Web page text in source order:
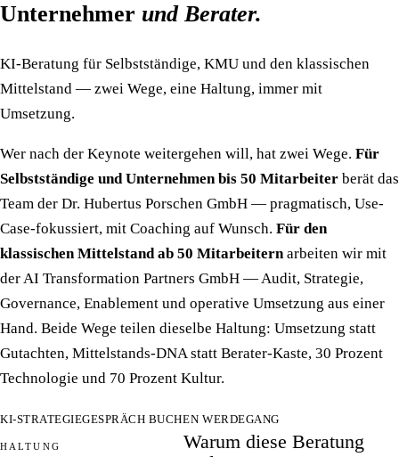
Unternehmer und Berater.
KI-Beratung für Selbstständige, KMU und den klassischen
Mittelstand — zwei Wege, eine Haltung, immer mit
Umsetzung.
Wer nach der Keynote weitergehen will, hat zwei Wege. Für
Selbstständige und Unternehmen bis 50 Mitarbeiter berät das
Team der Dr. Hubertus Porschen GmbH — pragmatisch, Use-
Case-fokussiert, mit Coaching auf Wunsch. Für den
klassischen Mittelstand ab 50 Mitarbeiternarbeiten wir mit
der AI Transformation Partners GmbH — Audit, Strategie,
Governance, Enablement und operative Umsetzung aus einer
Hand. Beide Wege teilen dieselbe Haltung: Umsetzung statt
Gutachten, Mittelstands-DNA statt Berater-Kaste, 30 Prozent
Technologie und 70 Prozent Kultur.
KI-STRATEGIEGESPRÄCH BUCHEN WERDEGANG
HALTUNG
Warum diese Beratung